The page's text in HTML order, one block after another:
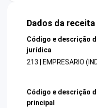
Dados da receita
Código e descrição
jurídica
213 | EMPRESARIO
Código e descrição
principal